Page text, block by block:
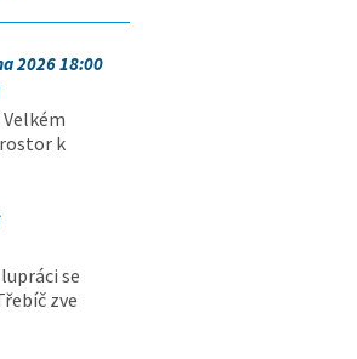
2026 18:00
k
se
zve